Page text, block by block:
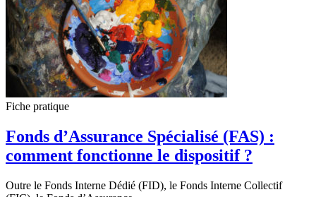
Fiche pratique
Fonds d’Assurance Spécialisé (FAS) :
comment fonctionne le dispositif ?
Outre le Fonds Interne Dédié (FID), le Fonds Interne Collectif